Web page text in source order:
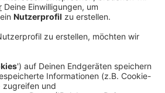
Dosen des Grippe-Impfstoffs
als in der gesamten
es regional zu Lieferengpässen
offiziell gestartet.
bisher gemeldet – das sind